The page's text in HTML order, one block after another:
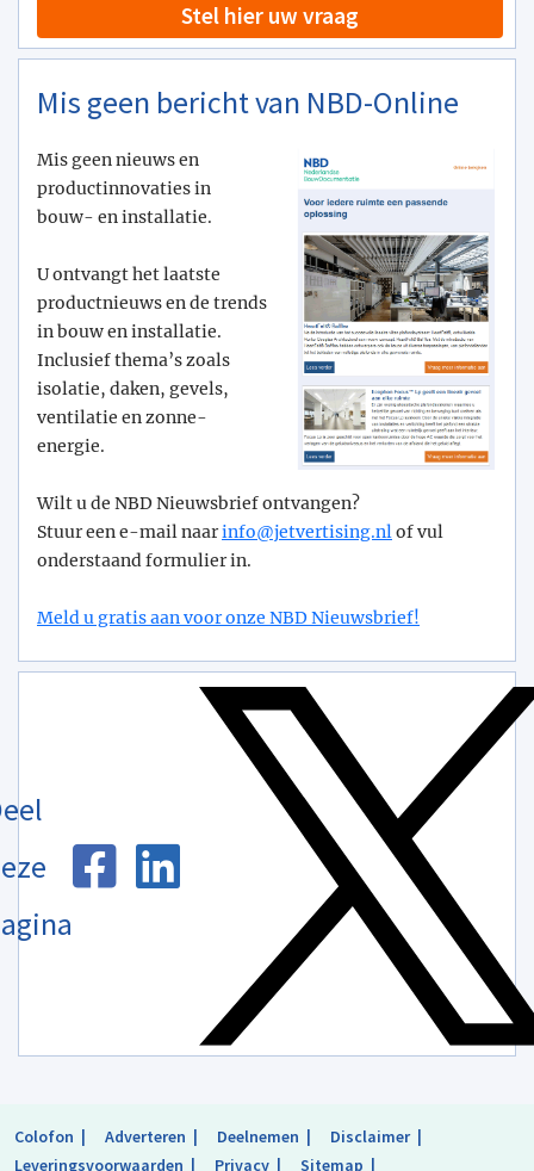
Stel hier uw vraag
Mis geen bericht van NBD-Online
Mis geen nieuws en
productinnovaties in
bouw- en installatie.
U ontvangt het laatste
productnieuws en de trends
in bouw en installatie.
Inclusief thema’s zoals
isolatie, daken, gevels,
ventilatie en zonne-
energie.
Wilt u de NBD Nieuwsbrief ontvangen?
Stuur een e-mail naarinfo@­jetvertising.nlof vul
onderstaand formulier in.
Meld u gratis aan voor onze NBD Nieuwsbrief!
Colofon Adverteren Deelnemen
Disclaimer
Leveringsvoorwaarden
Privacy Sitemap